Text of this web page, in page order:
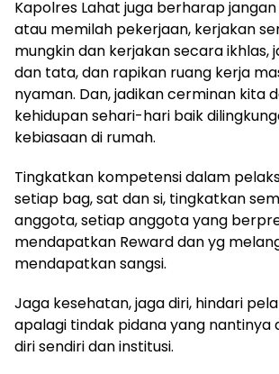
Kapolres Lahat juga berharap
atau memilah pekerjaan, kerjakan
mungkin dan kerjakan secara ikhlas,
dan tata, dan rapikan ruang kerja
nyaman. Dan, jadikan cerminan kita
kehidupan sehari-hari baik
kebiasaan di rumah.
Tingkatkan kompetensi dalam
setiap bag, sat dan si, tingkatkan
anggota, setiap anggota yang
mendapatkan Reward dan yg
mendapatkan sangsi.
Jaga kesehatan, jaga diri, hindari
apalagi tindak pidana yang nantinya
diri sendiri dan institusi.